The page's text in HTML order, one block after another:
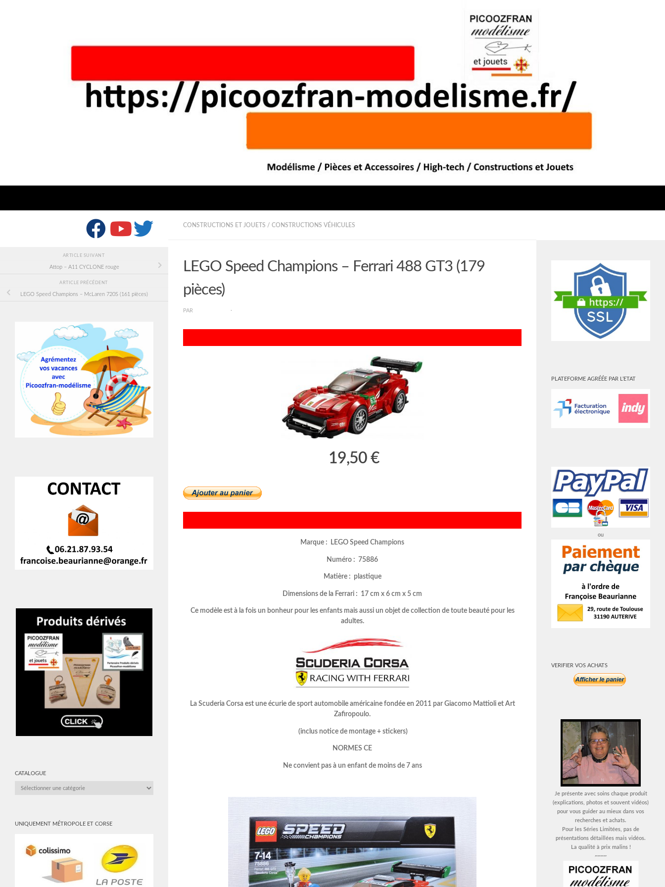
CONSTRUCTIONS ET JOUETS / CONSTRUCTIONS VÉHICULES
LEGO Speed Champions – Ferrari 488 GT3 (179
pièces)
PAR ·
19,50 €
Marque : LEGO Speed Champions
Numéro : 75886
Matière : plastique
Dimensions de la Ferrari : 17 cm x 6 cm x 5 cm
Ce modèle est à la fois un bonheur pour les enfants mais aussi un objet de collection de toute beauté pour les
adultes.
La Scuderia Corsa est une écurie de sport automobile américaine fondée en 2011 par Giacomo Mattioli et Art
Zafiropoulo.
(inclus notice de montage + stickers)
NORMES CE
Ne convient pas à un enfant de moins de 7 ans
ARTICLE SUIVANT
Attop – A11 CYCLONE rouge
ARTICLE PRÉCÉDENT
LEGO Speed Champions – McLaren 720S (161 pièces)
CATALOGUE
CATALOGUE
UNIQUEMENT MÉTROPOLE ET CORSE
PLATEFORME AGRÉÉE PAR L’ETAT
ou
VERIFIER VOS ACHATS
Je présente avec soins chaque produit
(explications, photos et souvent vidéos)
pour vous guider au mieux dans vos
recherches et achats.
Pour les Séries Limitées, pas de
présentations détaillées mais vidéos.
La qualité à prix malins !
~~~~